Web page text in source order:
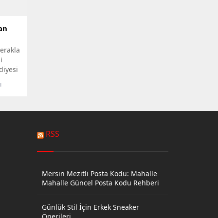
RSS
Mersin Mezitli Posta Kodu: Mahalle
Mahalle Güncel Posta Kodu Rehberi
Günlük Stil İçin Erkek Sneaker